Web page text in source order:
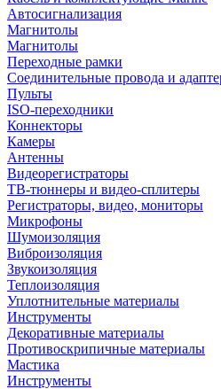
Автосигнализация
Магнитолы
Магнитолы
Переходные рамки
Соединительные провода и
Пульты
ISO-переходники
Коннекторы
Камеры
Антенны
Видеорегистраторы
ТВ-тюннеры и видео-сплитеры
Регистраторы, видео, мониторы
Микрофоны
Шумоизоляция
Виброизоляция
Звукоизоляция
Теплоизоляция
Уплотнительные материалы
Инструменты
Декоративные материалы
Противоскрипичные материалы
Мастика
Инструменты